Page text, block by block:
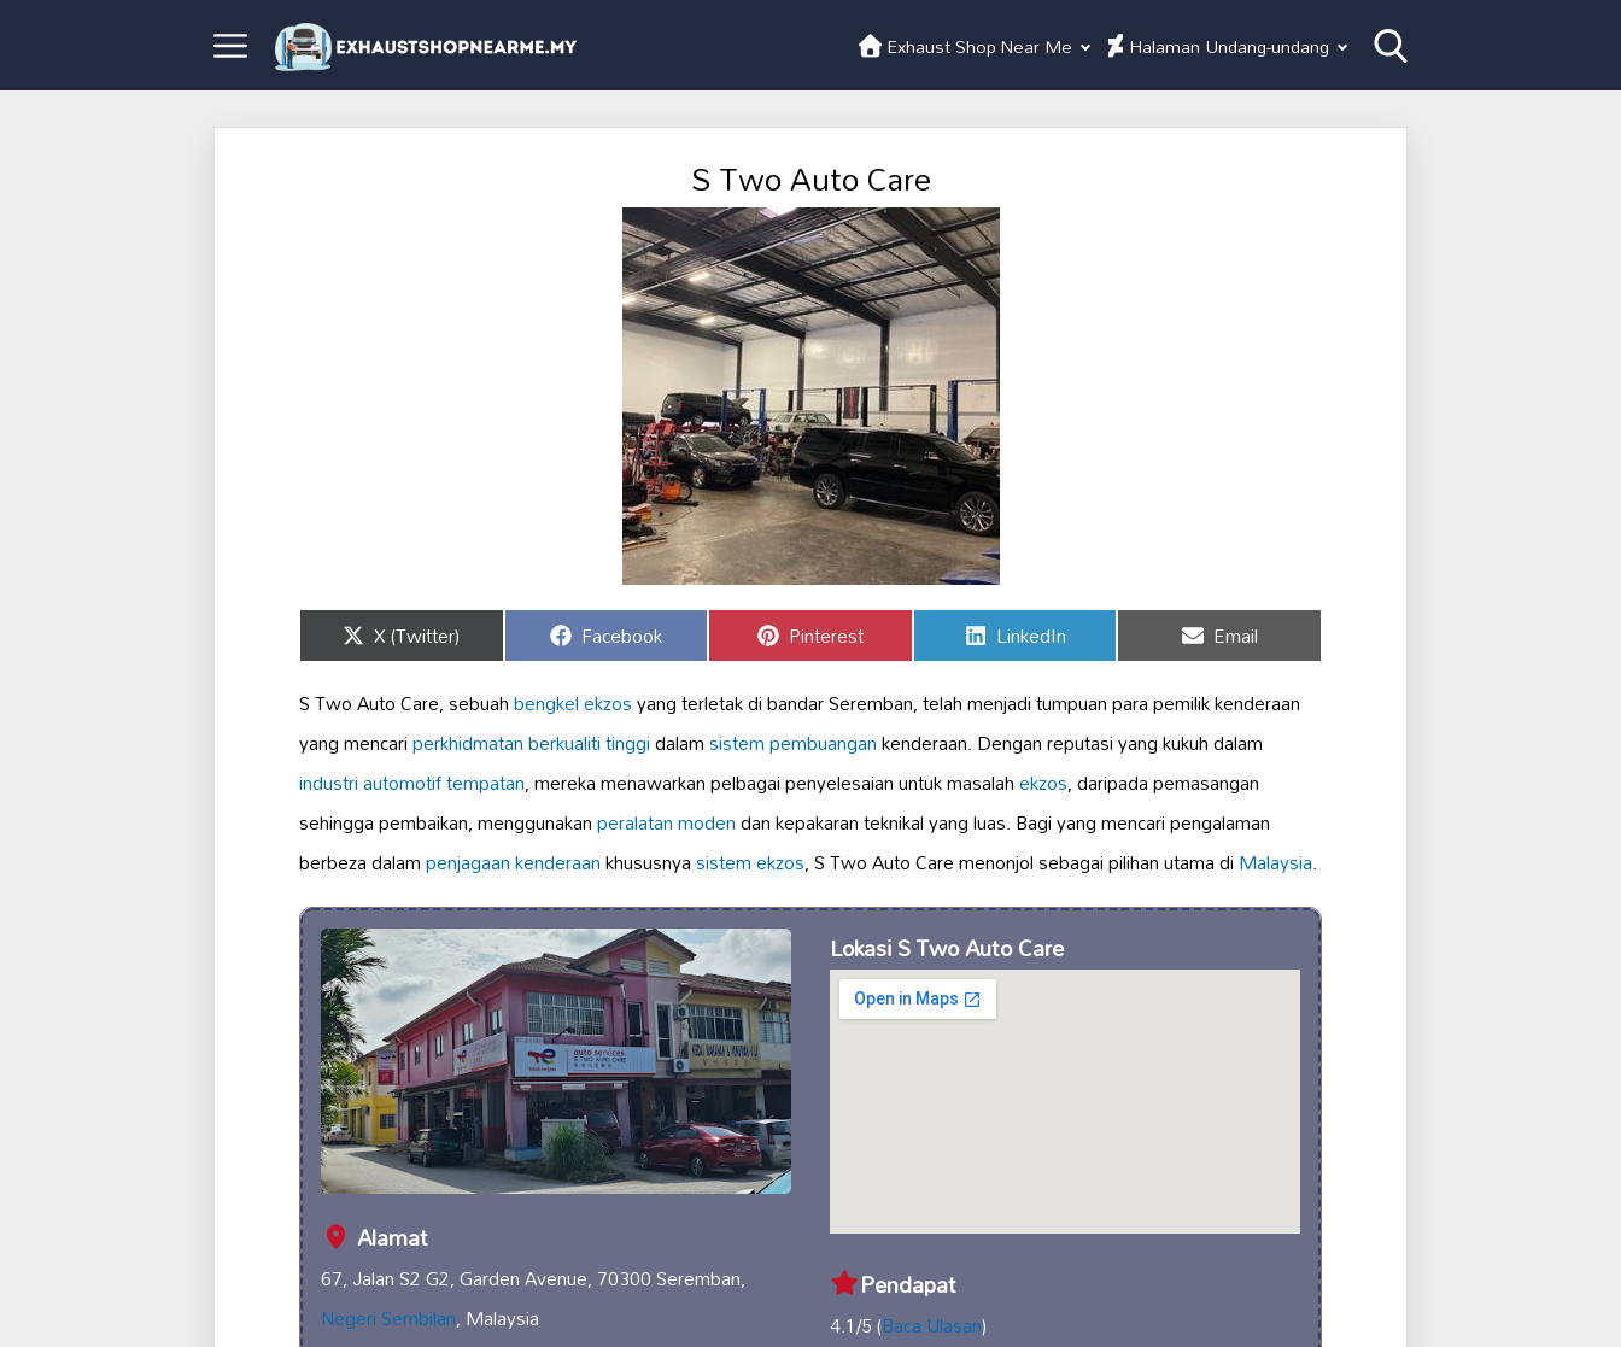
Exhaust Shop Near Me Halaman Undang-undang
S Two Auto Care
Share
on
X (Twitter) Share
on
Facebook Share
on
Pinterest Share
on
LinkedIn Share
on
Email
S Two Auto Care, sebuahbengkel ekzosyang terletak di bandar Seremban, telah menjadi tumpuan para pemilik kenderaan
yang mencariperkhidmatan berkualiti tinggidalamsistem pembuangankenderaan. Dengan reputasi yang kukuh dalam
industri automotif tempatan, mereka menawarkan pelbagai penyelesaian untuk masalahekzos, daripada pemasangan
sehingga pembaikan, menggunakanperalatan modendan kepakaran teknikal yang luas. Bagi yang mencari pengalaman
berbeza dalampenjagaan kenderaankhususnyasistem ekzos, S Two Auto Care menonjol sebagai pilihan utama diMalaysia.
Alamat
67, Jalan S2 G2, Garden Avenue, 70300 Seremban,
Negeri Sembilan, Malaysia
Lokasi S Two Auto Care
Pendapat
4.1/5 (Baca Ulasan)